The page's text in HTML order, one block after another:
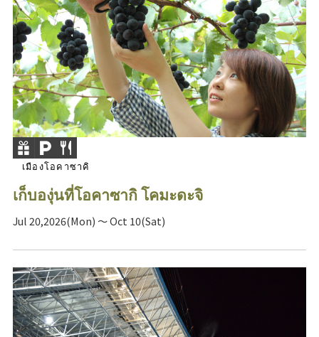
เมืองโอคาซาคิ
เก็บองุ่นที่โอคาซากิ โคมะดะจิ
Jul 20,2026(Mon) ～ Oct 10(Sat)